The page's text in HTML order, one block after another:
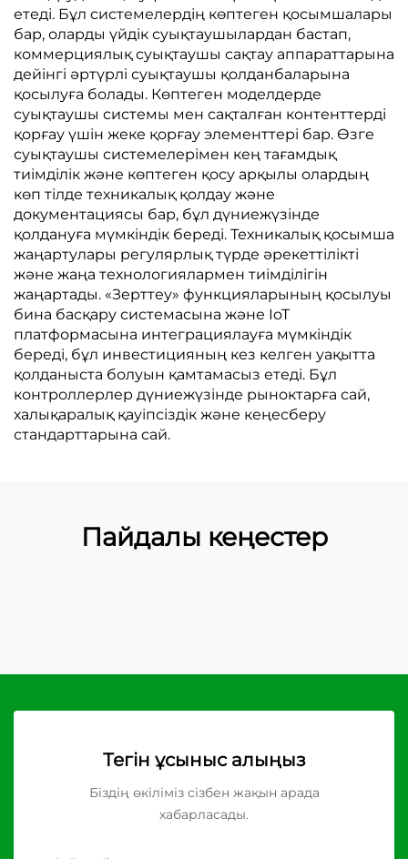
етеді. Бұл системелердің көптеген қосымшалары
бар, оларды үйдік суықтаушылардан бастап,
коммерциялық суықтаушы сақтау аппараттарына
дейінгі әртүрлі суықтаушы қолданбаларына
қосылуға болады. Көптеген моделдерде
суықтаушы системы мен сақталған контенттерді
қорғау үшін жеке қорғау элементтері бар. Өзге
суықтаушы системелерімен кең тағамдық
тиімділік және көптеген қосу арқылы олардың
көп тілде техникалық қолдау және
документациясы бар, бұл дүниежүзінде
қолдануға мүмкіндік береді. Техникалық қосымша
жаңартулары регулярлық түрде әрекеттілікті
және жаңа технологиялармен тиімділігін
жаңартады. «Зерттеу» функцияларының қосылуы
бина басқару системасына және IoT
платформасына интеграциялауға мүмкіндік
береді, бұл инвестицияның кез келген уақытта
қолданыста болуын қамтамасыз етеді. Бұл
контроллерлер дүниежүзінде рыноктарға сай,
халықаралық қауіпсіздік және кеңесберу
стандарттарына сай.
Пайдалы кеңестер
Тегін ұсыныс алыңыз
Біздің өкіліміз сізбен жақын арада
хабарласады.